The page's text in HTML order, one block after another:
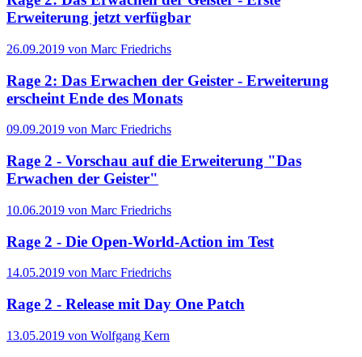
Erweiterung jetzt verfügbar
26.09.2019 von Marc Friedrichs
Rage 2: Das Erwachen der Geister - Erweiterung
erscheint Ende des Monats
09.09.2019 von Marc Friedrichs
Rage 2 - Vorschau auf die Erweiterung "Das
Erwachen der Geister"
10.06.2019 von Marc Friedrichs
Rage 2 - Die Open-World-Action im Test
14.05.2019 von Marc Friedrichs
Rage 2 - Release mit Day One Patch
13.05.2019 von Wolfgang Kern